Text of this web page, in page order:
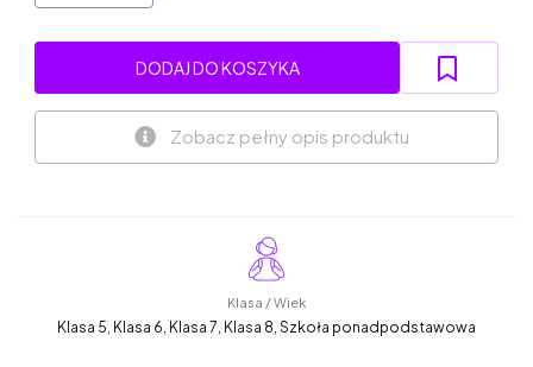
DODAJ DO KOSZYKA
Zobacz pełny opis produktu
Klasa / Wiek
Klasa 5, Klasa 6, Klasa 7, Klasa 8, Szkoła ponadpodstawowa